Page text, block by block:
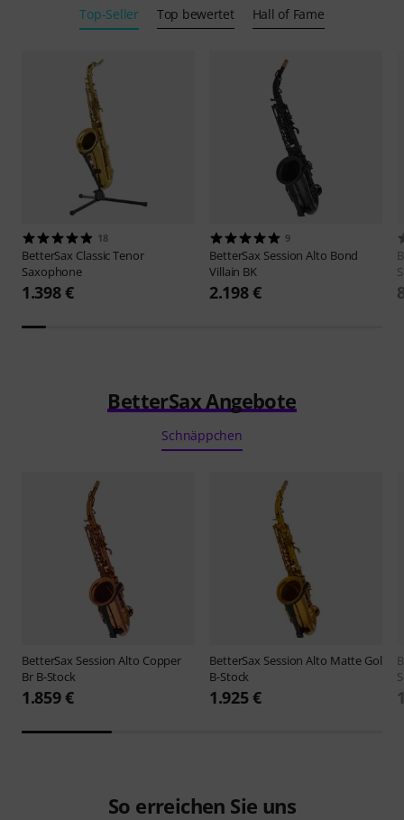
Top-Seller Top bewertet Hall of Fame
18
BetterSax Classic Tenor
Saxophone
1.398 €
9
BetterSax Session Alto Bond
Villain BK
2.198 €
BetterSax Angebote
Schnäppchen
BetterSax Session Alto Copper
Br B-Stock
1.859 €
BetterSax Session Alto Matte Gol
B-Stock
1.925 €
So erreichen Sie uns